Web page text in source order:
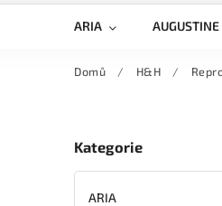
ARIA AUGUSTINE
Domů / H&H /
Kategorie
ARIA